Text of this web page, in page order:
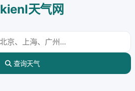
天气网
查询天气